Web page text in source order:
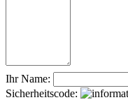
Ihr Name:
Sicherheitscode: